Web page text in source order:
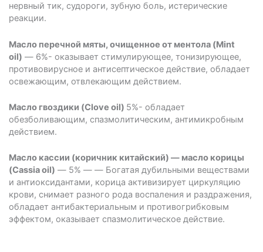
нервный тик, судороги, зубную боль, истерические
реакции.
Масло перечной мяты, очищенное от ментола (Mint
oil) ― 6%- оказывает стимулирующее, тонизирующее,
противовирусное и антисептическое действие, обладает
освежающим, отвлекающим действием.
Масло гвоздики (Clove oil) 5%- обладает
обезболивающим, спазмолитическим, антимикробным
действием.
Масло кассии (коричник китайский) ― масло корицы
(Cassia oil) ― 5% ― ― Богатая дубильными веществами
и антиоксидантами, корица активизирует циркуляцию
крови, снимает разного рода воспаления и раздражения,
обладает антибактериальным и противогрибковым
эффектом, оказывает спазмолитическое действие.